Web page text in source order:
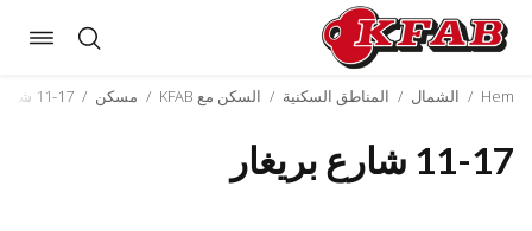
Skip
content
Hem
/ الشمال / المناطق السكنية / السكن مع KFAB / مسكن / 11-17 شارع بريغار
11-17 شارع بريغار